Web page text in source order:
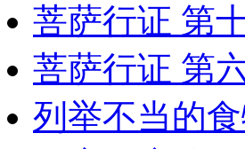
菩萨行证 第
菩萨行证 第
列举不当的